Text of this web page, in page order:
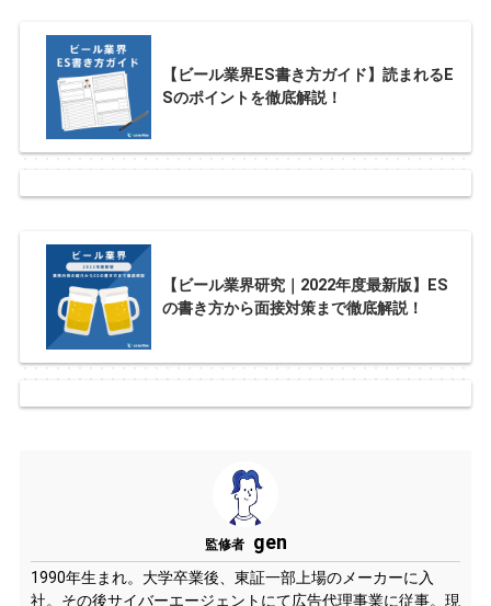
【ビール業界ES書き方ガイド】読まれるE
Sのポイントを徹底解説！
【ビール業界研究｜2022年度最新版】ES
の書き方から面接対策まで徹底解説！
監修者 gen
1990年生まれ。大学卒業後、東証一部上場のメーカーに入
社。その後サイバーエージェントにて広告代理事業に従事。現